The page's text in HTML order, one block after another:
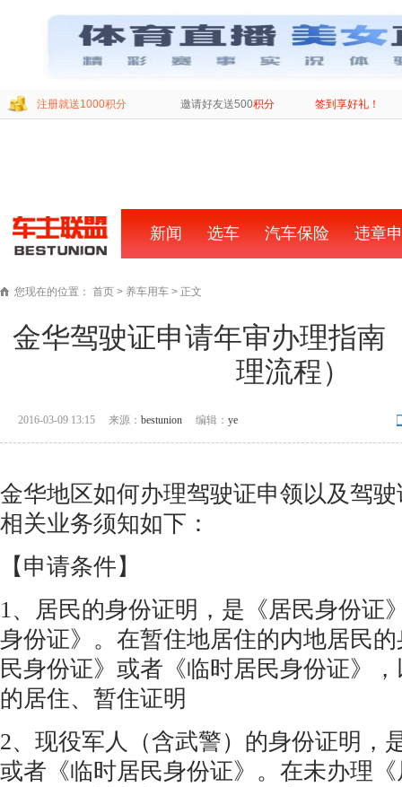
注册就送1000积分 邀请好友送500积分 签到享好礼！
页
新闻 选车 汽车保险 违章
您现在的位置： 首页 > 养车用车 > 正文
金华驾驶证申请年审办理指南
理流程）
2016-03-09 13:15 来源： bestunion 编辑： ye
金华地区如何办理驾驶证申领以及驾
相关业务须知如下：
【申请条件】
1、居民的身份证明，是《居民身份证
身份证》。在暂住地居住的内地居民
民身份证》或者《临时居民身份证》
的居住、暂住证明
2、现役军人（含武警）的身份证明，
或者《临时居民身份证》。在未办理